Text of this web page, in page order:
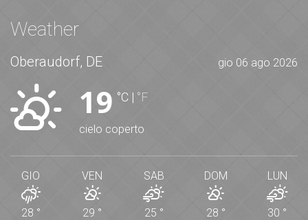
Weather
Oberaudorf, DE gio 06 ago 2026
19 °C | °F
cielo coperto
GIO
28 °
VEN
29 °
SAB
25 °
DOM
28 °
LUN
30 °